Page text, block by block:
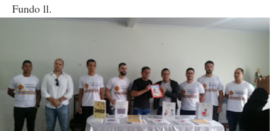
Fundo ll.